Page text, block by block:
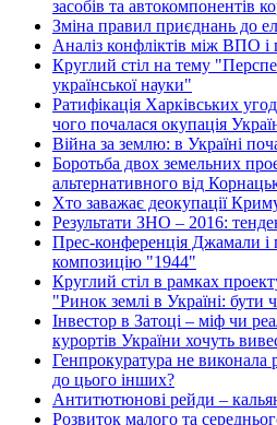
засобів та автокомпонентів
Зміна правил приєднань до
Аналіз конфліктів між ВПО
Круглий стіл на тему
української науки"
Ратифікація Харківських
чого почалася окупація
Війна за землю: в Україні
Боротьба двох земельних
альтернативного від
Хто заважає деокупації
Результати ЗНО – 2016:
Прес-конференція Джамали і
композицію "1944"
Круглий стіл в рамках
"Ринок землі в Україні: бути
Інвестор в Затоці – міф чи
курортів України хочуть
Генпрокуратура не
до цього інших?
Антитютюнові рейди –
Розвиток малого та